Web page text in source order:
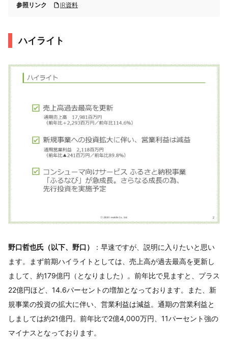
参照リンク IR資料
ハイライト
野口哲也氏（以下、野口）
：早速ですが、説明に入りたいと思い
ます。まず前期ハイライトとしては、売上高が過去最高を更新し
まして、約179億円（となりました）。前年比で見ますと、プラス
22億円ほど、14.6パーセントの増加となっております。また、新
規事業の投資の拡大に伴い、営業利益は減益。通期の営業利益と
しましては約21億円。前年比で2億4,000万円、11パーセント強の
マイナスとなっております。